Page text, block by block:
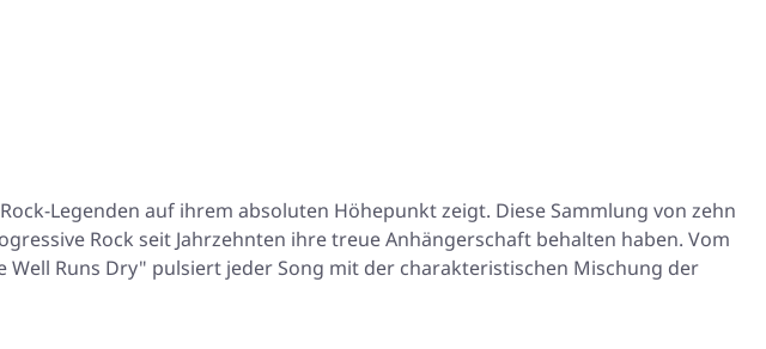
Legenden auf ihrem absoluten Höhepunkt zeigt. Diese Sammlung von zehn
Rock seit Jahrzehnten ihre treue Anhängerschaft behalten haben. Vom
Well Runs Dry" pulsiert jeder Song mit der charakteristischen Mischung der